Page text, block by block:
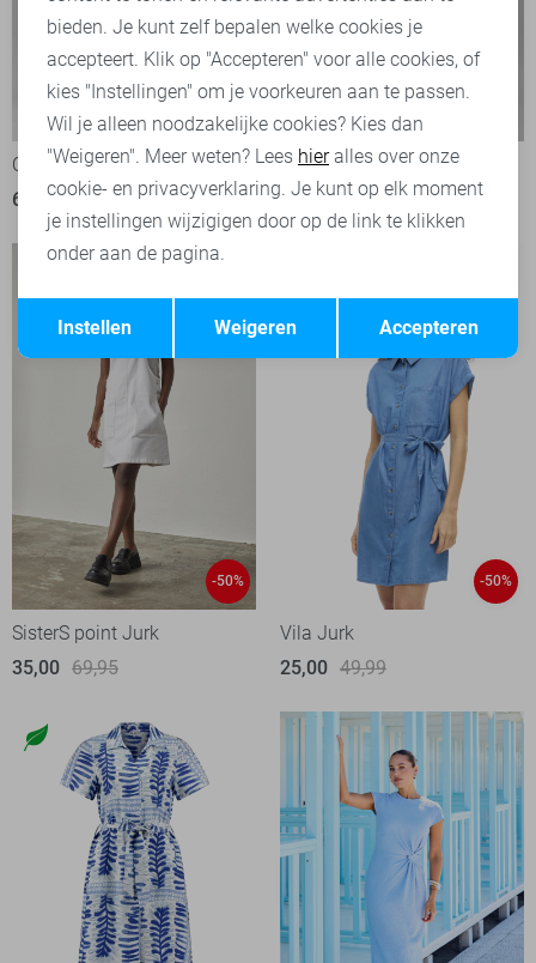
-50%
Calvin Klein Jurk
69,95 139,90
Calvin Klein Jurk
69,95
139,90
-50%
SisterS point Jurk
35,00 69,95
-50%
Vila Jurk
25,00 49,99
Terug Opslaan
bieden. Je kunt zelf bepalen welke cookies je
accepteert. Klik op "Accepteren" voor alle cookies, of
kies "Instellingen" om je voorkeuren aan te passen.
Wil je alleen noodzakelijke cookies? Kies dan
"Weigeren". Meer weten? Lees hieralles over onze
cookie- en privacyverklaring. Je kunt op elk moment
je instellingen wijzigigen door op de link te klikken
onder aan de pagina.
Accepteren
Weigeren
Instellen